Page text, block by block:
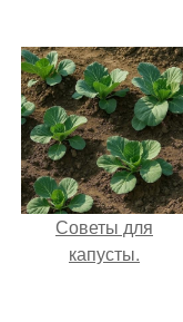
Советы для
капусты.